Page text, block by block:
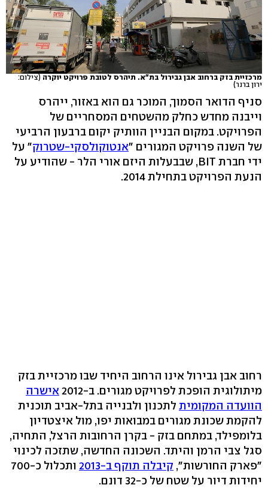
מרכזיית בזק ברחוב אבן גבירול בת"א. תיהרס לטובת פרויקט יוקרה(צילום:
ירון ברנר)
סניף הדואר הסמוך, המוכר גם הוא באזור, ייהרס
וייבנה מחדש כחלק מהשטחים המסחריים של
הפרויקט. במקום הבניין הוותיק יקום ברבעון הרביעי
של השנה פרויקט המגורים "אנטוקולסקי-שטרוק" על
ידי חברת BIT, שבבעלות היזם אורי הלר - שהודיע על
הנעת הפרויקט בתחילת 2014.
רחוב אבן גבירול אינו הרחוב היחיד שבו מרכזיית בזק
מיתולוגית הופכת לפרויקט מגורים. ב-2012
אישרה
הוועדה המקומית לתכנון ולבנייה בתל-אביב תוכנית
להקמת שכונת מגורים במבואות יפו, מול איצטדיון
בלומפילד, במתחם בזק - בקרן הרחובות הרצל, התחיה,
סגל צבי הרמן והיתד. השכונה החדשה, שתזכה לכינוי
"פארק החורשות", קיבלה תוקף ב-2013
ותכלול כ-700
יחידות דיור על שטח של כ-32 דונם.